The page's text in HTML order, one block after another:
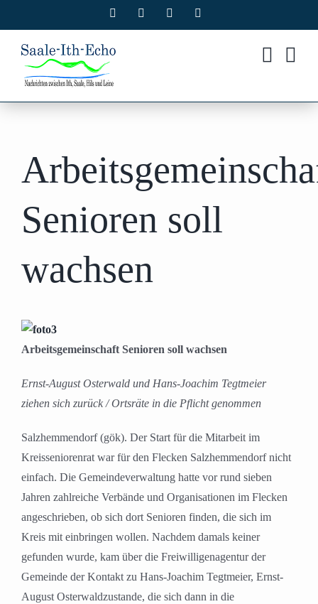
Inhalt
springen
Facebook Instagram
Senioren soll
wachsen
Arbeitsgemeinschaft Senioren soll wachsen
Ernst-August Osterwald und Hans-Joachim Tegtmeier
ziehen sich zurück / Ortsräte in die Pflicht genommen
Salzhemmendorf (gök). Der Start für die Mitarbeit im
Kreisseniorenrat war für den Flecken Salzhemmendorf nicht
einfach. Die Gemeindeverwaltung hatte vor rund sieben
Jahren zahlreiche Verbände und Organisationen im Flecken
angeschrieben, ob sich dort Senioren finden, die sich im
Kreis mit einbringen wollen. Nachdem damals keiner
gefunden wurde, kam über die Freiwilligenagentur der
Gemeinde der Kontakt zu Hans-Joachim Tegtmeier, Ernst-
August Osterwaldzustande, die sich dann in die